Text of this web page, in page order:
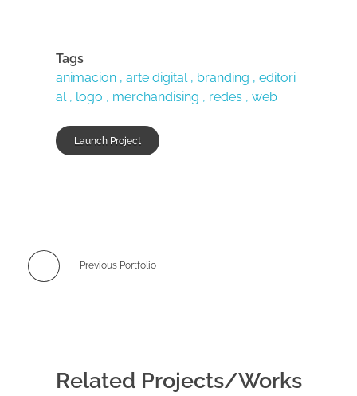
Tags
animacion
arte digital branding
editori
al
logo merchandising redes web
Launch Project
Previous Portfolio
Related Projects/Works